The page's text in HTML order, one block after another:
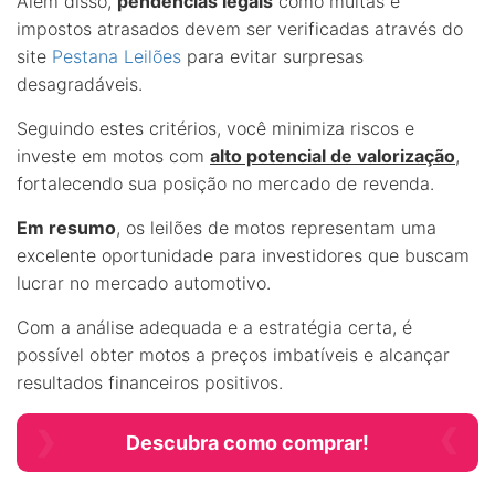
impostos atrasados devem ser verificadas através do
site Pestana Leilões para evitar surpresas
desagradáveis.
Seguindo estes critérios, você minimiza riscos e
investe em motos com alto potencial de valorização,
fortalecendo sua posição no mercado de revenda.
Em resumo, os leilões de motos representam uma
excelente oportunidade para investidores que buscam
lucrar no mercado automotivo.
Com a análise adequada e a estratégia certa, é
possível obter motos a preços imbatíveis e alcançar
resultados financeiros positivos.
Descubra como comprar!